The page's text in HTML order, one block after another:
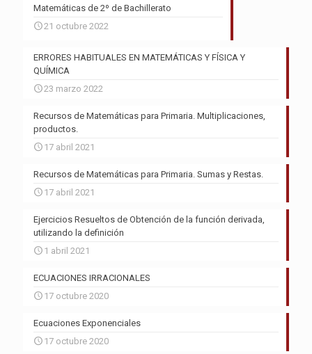
Matemáticas de 2º de Bachillerato
21 octubre 2022
ERRORES HABITUALES EN MATEMÁTICAS Y FÍSICA Y
QUÍMICA
23 marzo 2022
Recursos de Matemáticas para Primaria. Multiplicaciones,
productos.
17 abril 2021
Recursos de Matemáticas para Primaria. Sumas y Restas.
17 abril 2021
Ejercicios Resueltos de Obtención de la función derivada,
utilizando la definición
1 abril 2021
ECUACIONES IRRACIONALES
17 octubre 2020
Ecuaciones Exponenciales
17 octubre 2020